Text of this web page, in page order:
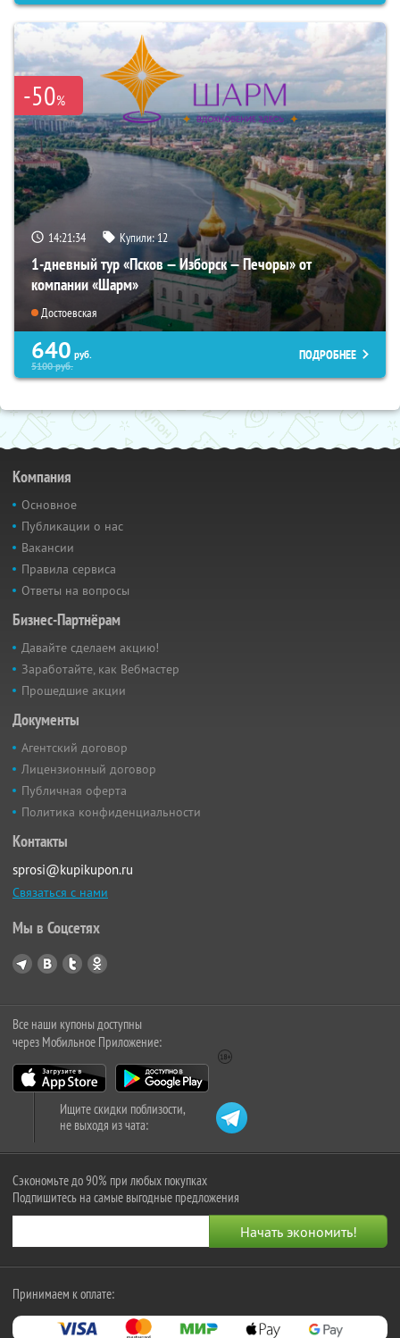
-50%
14:21:33 Купили:12
1-дневный тур «Псков — Изборск — Печоры» от
компании «Шарм»
Достоевская
640 руб.
5100руб.
ПОДРОБНЕЕ
Компания
Основное
Публикации о нас
Вакансии
Правила сервиса
Ответы на вопросы
Бизнес-Партнёрам
Давайте сделаем акцию!
Заработайте, как Вебмастер
Прошедшие акции
Документы
Агентский договор
Лицензионный договор
Публичная оферта
Политика конфиденциальности
Контакты
sprosi@kupikupon.ru
Связаться с нами
Мы в Соцсетях
Все наши купоны доступны
через Мобильное Приложение:
Ищите скидки поблизости,
не выходя из чата:
Сэкономьте до 90% при любых покупках
Подпишитесь на самые выгодные предложения
Принимаем к оплате: